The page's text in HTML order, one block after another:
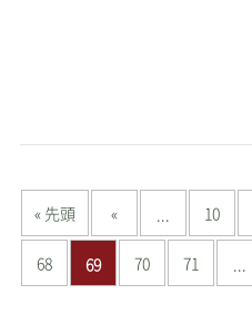
« 先頭 « ... 10
68 69 70 71